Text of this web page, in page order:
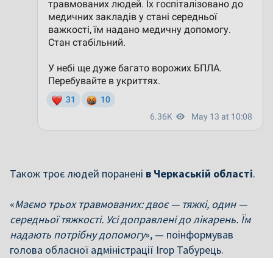
Також троє людей поранені в Черкаській області.
«Маємо трьох травмованих: двоє — тяжкі, один —
середньої тяжкості. Усі доправлені до лікарень. Їм
надають потрібну допомогу», — поінформував
голова обласної адміністрації Ігор Табурець.